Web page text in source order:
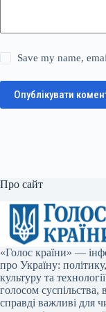
Save my name,
Опублікувати
Про сайт
«Голос країни» —
про Україну:
культуру та
голосом суспільства,
справді важливі для